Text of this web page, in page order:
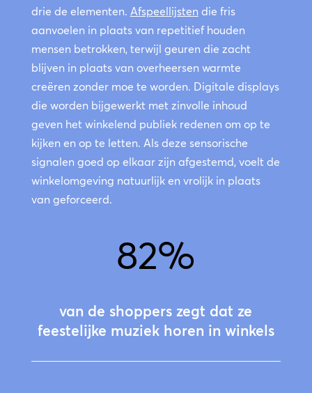
drie de elementen. Afspeellijsten die fris
aanvoelen in plaats van repetitief houden
mensen betrokken, terwijl geuren die zacht
blijven in plaats van overheersen warmte
creëren zonder moe te worden. Digitale displays
die worden bijgewerkt met zinvolle inhoud
geven het winkelend publiek redenen om op te
kijken en op te letten. Als deze sensorische
signalen goed op elkaar zijn afgestemd, voelt de
winkelomgeving natuurlijk en vrolijk in plaats
van geforceerd.
82%
van de shoppers zegt dat ze
feestelijke muziek horen in winkels